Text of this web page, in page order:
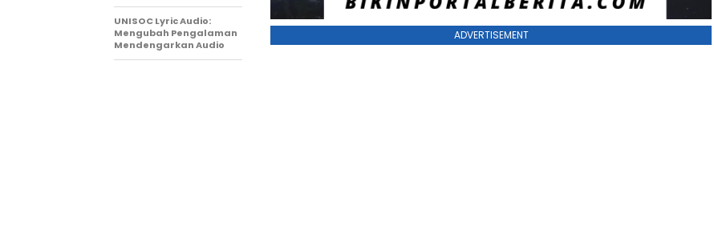
ADVERTISEMENT
UNISOC Lyric Audio:
Mengubah Pengalaman
Mendengarkan Audio